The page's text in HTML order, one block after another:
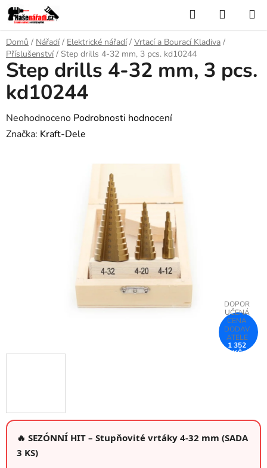
Přejít
na
obsah
Hledat
KOŠÍK
Domů / Nářadí / Elektrické nářadí / Vrtací a Bourací Kladiva /
Příslušenství / Step drills 4-32 mm, 3 pcs. kd10244
🔥 SEZÓNNÍ HIT – Stupňovité vrtáky 4-32 mm (SADA
3 KS)
Step drills 4-32 mm, 3 pcs.
kd10244
Průměrné
hodnocení
Neohodnoceno Podrobnosti hodnocení
Značka: Kraft-Dele
1 352
KČ